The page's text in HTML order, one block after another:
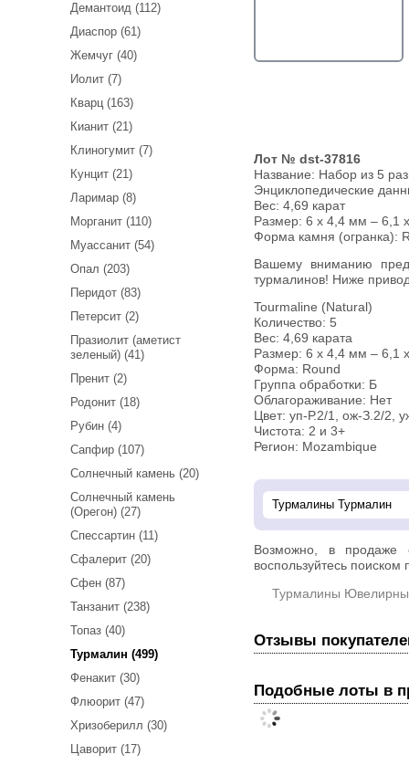
Демантоид (112)
Диаспор (61)
Жемчуг (40)
Иолит (7)
Кварц (163)
Кианит (21)
Клиногумит (7)
Кунцит (21)
Ларимар (8)
Морганит (110)
Муассанит (54)
Опал (203)
Перидот (83)
Петерсит (2)
Празиолит (аметист
зеленый) (41)
Пренит (2)
Родонит (18)
Рубин (4)
Сапфир (107)
Солнечный камень (20)
Солнечный камень
(Орегон) (27)
Спессартин (11)
Сфалерит (20)
Сфен (87)
Танзанит (238)
Топаз (40)
Турмалин (499)
Фенакит (30)
Флюорит (47)
Хризоберилл (30)
Цаворит (17)
Лот № dst-37816
Название: Набор из 5
Энциклопедические
Вес: 4,69 карат
Размер: 6 х 4,4 мм – 6,1
Форма камня (огранка):
Вашему вниманию предлагается набор из 5 разноцветных
турмалинов! Ниже
Tourmaline (Natural)
Количество: 5
Вес: 4,69 карата
Размер: 6 х 4,4 мм – 6,1
Форма: Round
Группа обработки: Б
Облагораживание: Нет
Цвет: уп-Р.2/1, ож-З.2/2,
Чистота: 2 и 3+
Регион: Mozambique
Возможно, в продаже
воспользуйтесь поиском
Турмалины
Отзывы
Подобные лоты в